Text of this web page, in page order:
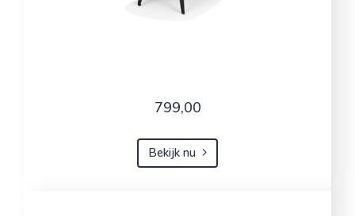
799,00
Bekijk nu